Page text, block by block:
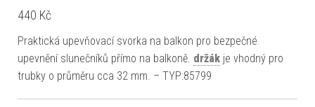
440 Kč
Praktická upevňovací svorka na balkon pro bezpečné
upevnění slunečníků přímo na balkoně. držák je vhodný pro
trubky o průměru cca 32 mm. – TYP:85799